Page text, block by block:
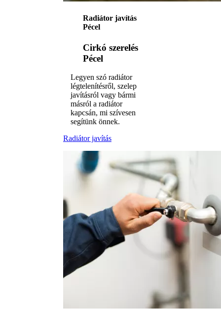
Radiátor javítás
Pécel
Cirkó szerelés
Pécel
Legyen szó radiátor
légtelenítésről, szelep
javításról vagy bármi
másról a radiátor
kapcsán, mi szívesen
segítünk önnek.
Radiátor javítás